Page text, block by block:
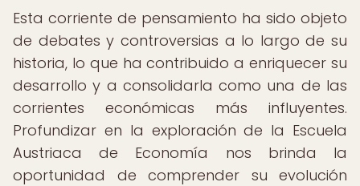
Esta corriente de pensamiento ha sido objeto
de debates y controversias a lo largo de su
historia, lo que ha contribuido a enriquecer su
desarrollo y a consolidarla como una de las
corrientes económicas más influyentes.
Profundizar en la exploración de la Escuela
Austriaca de Economía nos brinda la
oportunidad de comprender su evolución